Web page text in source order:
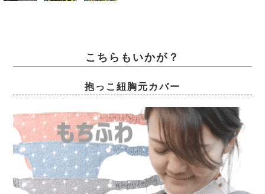
こちらもいかが？
抱っこ紐胸元カバー